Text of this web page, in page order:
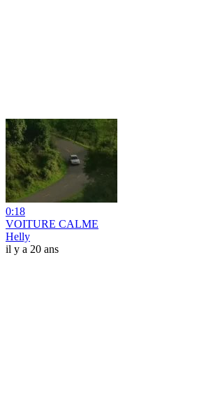
0:18
VOITURE CALME
Helly
il y a 20 ans